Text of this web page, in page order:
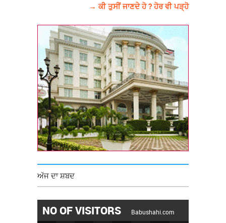
→ ਕੀ ਤੁਸੀਂ ਜਾਣਦੇ ਹੋ ? ਹੋਰ ਵੀ ਪੜ੍ਹੋ
ਅੱਜ ਦਾ ਸ਼ਬਦ
NO OF VISITORS Babushahi.com